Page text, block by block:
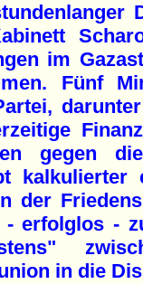
im
Fünf
gegen
kalkulierter
der
- erfolglos -
in die